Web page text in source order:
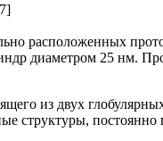
расположенных
диаметром 25 нм.
из двух
структуры,